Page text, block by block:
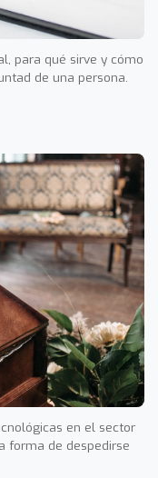
para qué sirve y cómo
de una persona.
en el sector
forma de despedirse